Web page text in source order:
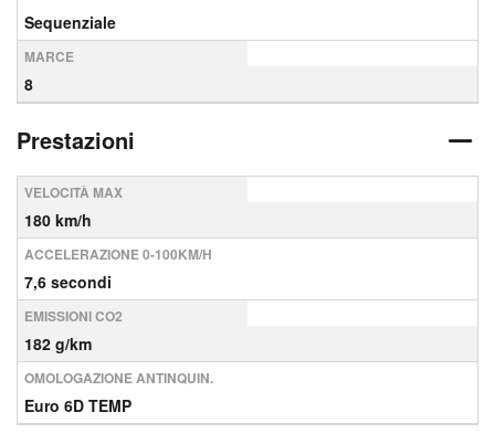
Sequenziale
MARCE
8
Prestazioni
VELOCITÀ MAX
180 km/h
ACCELERAZIONE 0-100KM/H
7,6 secondi
EMISSIONI CO2
182 g/km
OMOLOGAZIONE ANTINQUIN.
Euro 6D TEMP